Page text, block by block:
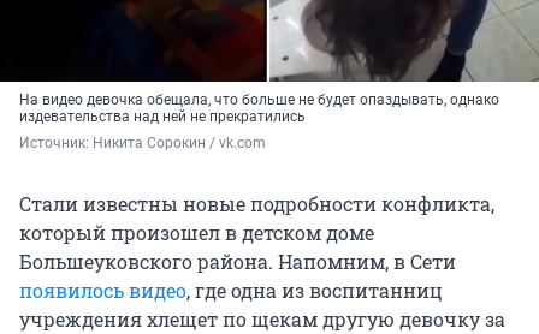
На видео девочка обещала, что больше не будет опаздывать, однако
издевательства над ней не прекратились
Источник: Никита Сорокин / vk.com
Стали известны новые подробности конфликта,
который произошел в детском доме
Большеуковского района. Напомним, в Сети
появилось видео, где одна из воспитанниц
учреждения хлещет по щекам другую девочку за